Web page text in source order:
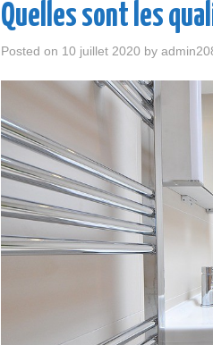
Quelles sont les
Posted on 10 juillet 2020 by